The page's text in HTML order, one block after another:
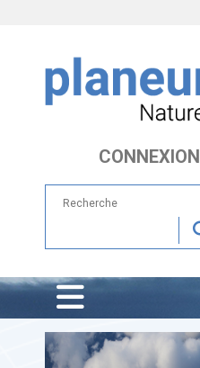
CONNEXION